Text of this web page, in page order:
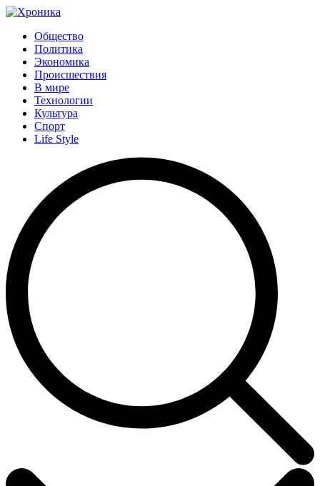
Общество
Политика
Экономика
Происшествия
В мире
Технологии
Культура
Спорт
Life Style